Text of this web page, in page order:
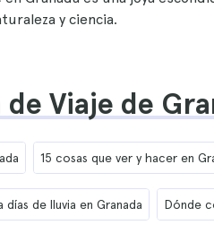
y ciencia.
Viaje de
15 cosas que ver y hacer en
de lluvia en Granada Dónde